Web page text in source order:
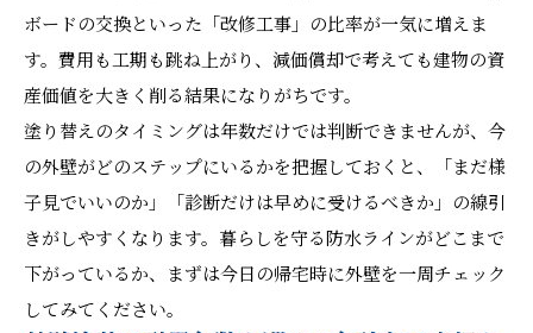
ボードの交換といった「改修工事」の比率が一気に増えま
す。費用も工期も跳ね上がり、減価償却で考えても建物の資
産価値を大きく削る結果になりがちです。
塗り替えのタイミングは年数だけでは判断できませんが、今
の外壁がどのステップにいるかを把握しておくと、「まだ様
子見でいいのか」「診断だけは早めに受けるべきか」の線引
きがしやすくなります。暮らしを守る防水ラインがどこまで
下がっているか、まずは今日の帰宅時に外壁を一周チェック
してみてください。